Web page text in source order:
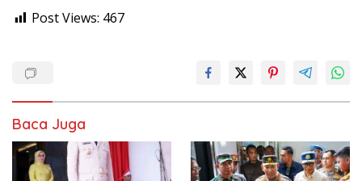
Post Views: 467
Baca Juga